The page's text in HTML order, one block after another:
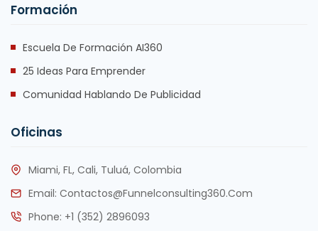
Formación
Escuela De Formación AI360
25 Ideas Para Emprender
Comunidad Hablando De Publicidad
Oficinas
Miami, FL, Cali, Tuluá, Colombia
Email: Contactos@funnelconsulting360.com
Phone: +1 (352) 2896093